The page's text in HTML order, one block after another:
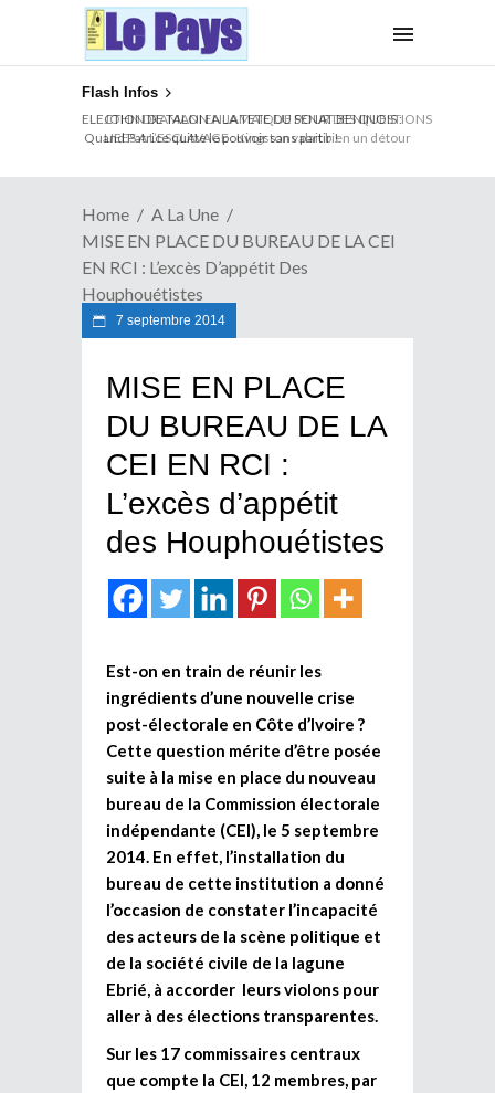
Flash Infos
ELECTION DE TALON A LA TETE DU SENAT BENINOIS :
Quand Patrice quitte le pouvoir sans partir !
Home
A La Une
MISE EN PLACE DU BUREAU DE LA CEI
EN RCI : L’excès D’appétit Des
Houphouétistes
7 septembre 2014
MISE EN PLACE
DU BUREAU DE LA
CEI EN RCI :
L’excès d’appétit
des Houphouétistes
Est-on en train de réunir les
ingrédients d’une nouvelle crise
post-électorale en Côte d’Ivoire ?
Cette question mérite d’être posée
suite à la mise en place du nouveau
bureau de la Commission électorale
indépendante (CEI), le 5 septembre
2014. En effet, l’installation du
bureau de cette institution a donné
l’occasion de constater l’incapacité
des acteurs de la scène politique et
de la société civile de la lagune
Ebrié, à accorder leurs violons pour
aller à des élections transparentes.
Sur les 17 commissaires centraux
que compte la CEI, 12 membres, par